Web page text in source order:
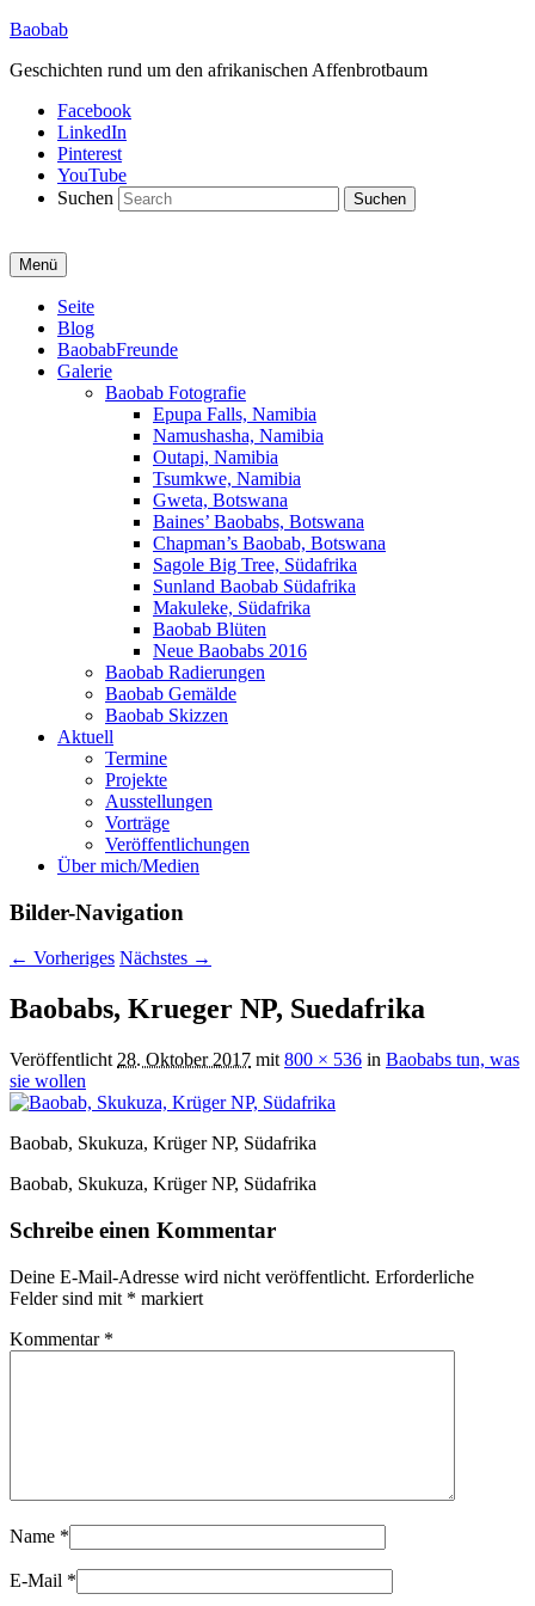
Baobab
Geschichten rund um den afrikanischen Affenbrotbaum
Facebook
LinkedIn
Pinterest
YouTube
Suchen
Menü
Primäres
Menü
Seite
Blog
BaobabFreunde
Galerie
Baobab Fotografie
Epupa Falls, Namibia
Namushasha, Namibia
Outapi, Namibia
Tsumkwe, Namibia
Gweta, Botswana
Baines’ Baobabs, Botswana
Chapman’s Baobab, Botswana
Sagole Big Tree, Südafrika
Sunland Baobab Südafrika
Makuleke, Südafrika
Baobab Blüten
Neue Baobabs 2016
Baobab Radierungen
Baobab Gemälde
Baobab Skizzen
Aktuell
Termine
Projekte
Ausstellungen
Vorträge
Veröffentlichungen
Über mich/Medien
Bilder-Navigation
← Vorheriges Nächstes →
Baobabs, Krueger NP, Suedafrika
Veröffentlicht 28. Oktober 2017 mit 800 × 536 in Baobabs tun, was
sie wollen
Baobab, Skukuza, Krüger NP, Südafrika
Baobab, Skukuza, Krüger NP, Südafrika
Schreibe einen Kommentar
Deine E-Mail-Adresse wird nicht veröffentlicht. Erforderliche
Felder sind mit * markiert
Kommentar *
Name *
E-Mail *